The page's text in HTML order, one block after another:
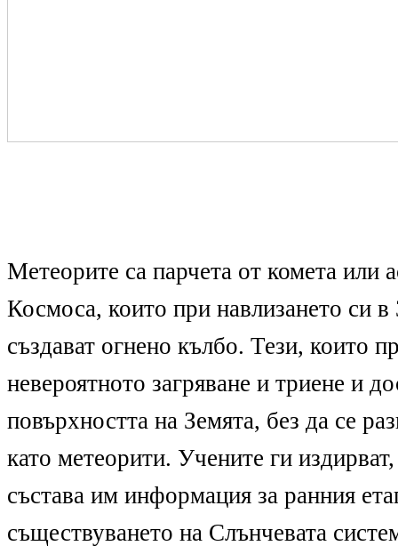
Метеорите са парчета от комета или
Космоса, които при навлизането си
създават огнено кълбо. Тези, които
невероятното загряване и триене и
повърхността на Земята, без да се
като метеорити. Учените ги
състава им информация за ранния
съществуването на Слънчевата